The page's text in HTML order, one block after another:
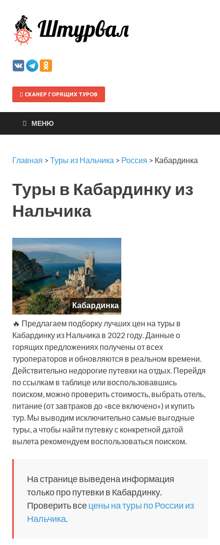
СКАНЕР ГОРЯЩИХ ТУРОВ
МЕНЮ
Главная > Туры из Нальчика > Россия > Кабардинка
Туры в Кабардинку из
Нальчика
Кабардинка
🔥 Предлагаем подборку лучших цен на туры в
Кабардинку из Нальчика в 2022 году. Данные о
горящих предложениях получены от всех
туроператоров и обновляются в реальном времени.
Действительно недорогие путевки на отдых. Перейдя
по ссылкам в таблице или воспользовавшись
поиском, можно проверить стоимость, выбрать отель,
питание (от завтраков до «все включено») и купить
тур. Мы выводим исключительно самые выгодные
туры, а чтобы найти путевку с конкретной датой
вылета рекомендуем воспользоваться поиском.
На странице выведена информация
только про путевки в Кабардинку.
Проверить всецены на туры по России из
Нальчика.